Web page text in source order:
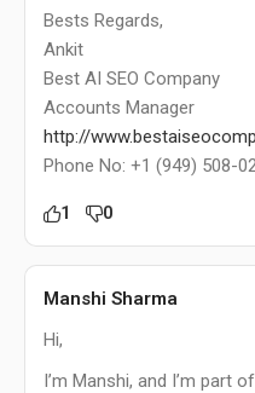
Bests Regards,
Ankit
Best AI SEO Company
Accounts Manager
http://
Phone No: +1 (949) 508-
1 0
Manshi Sharma
Hi,
I’m Manshi, and I’m part